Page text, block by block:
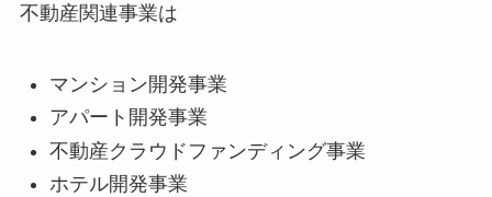
不動産関連事業は
マンション開発事業
アパート開発事業
不動産クラウドファンディング事業
ホテル開発事業